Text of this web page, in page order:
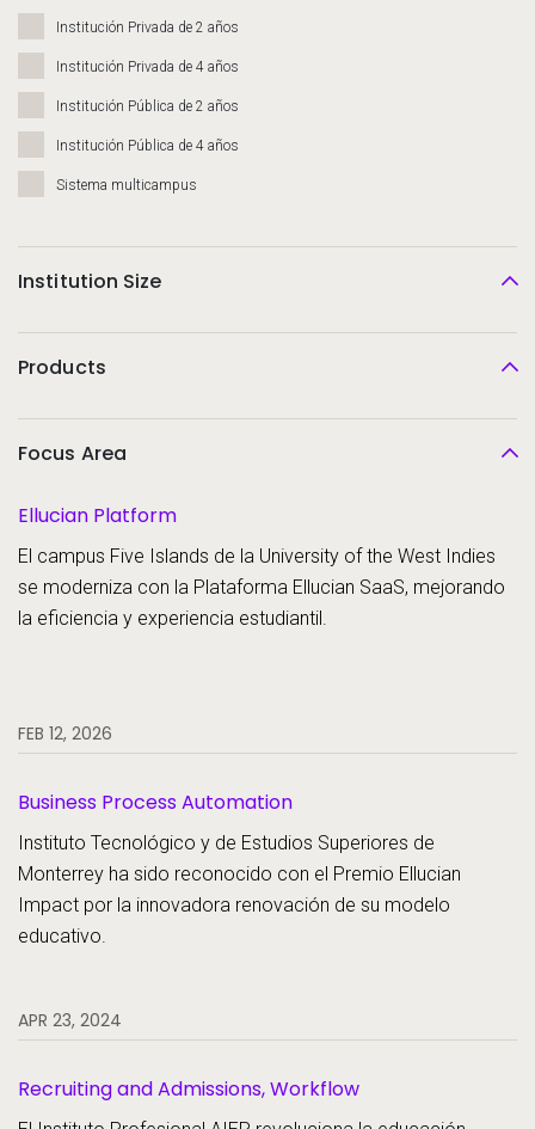
Institución Privada de 2 años
Institución Privada de 4 años
Institución Pública de 2 años
Institución Pública de 4 años
Sistema multicampus
Institution Size
Products
Focus Area
Ellucian Platform
El campus Five Islands de la University of the West Indies
se moderniza con la Plataforma Ellucian SaaS, mejorando
la eficiencia y experiencia estudiantil.
FEB 12, 2026
Business Process Automation
Instituto Tecnológico y de Estudios Superiores de
Monterrey ha sido reconocido con el Premio Ellucian
Impact por la innovadora renovación de su modelo
educativo.
APR 23, 2024
Recruiting and Admissions, Workflow